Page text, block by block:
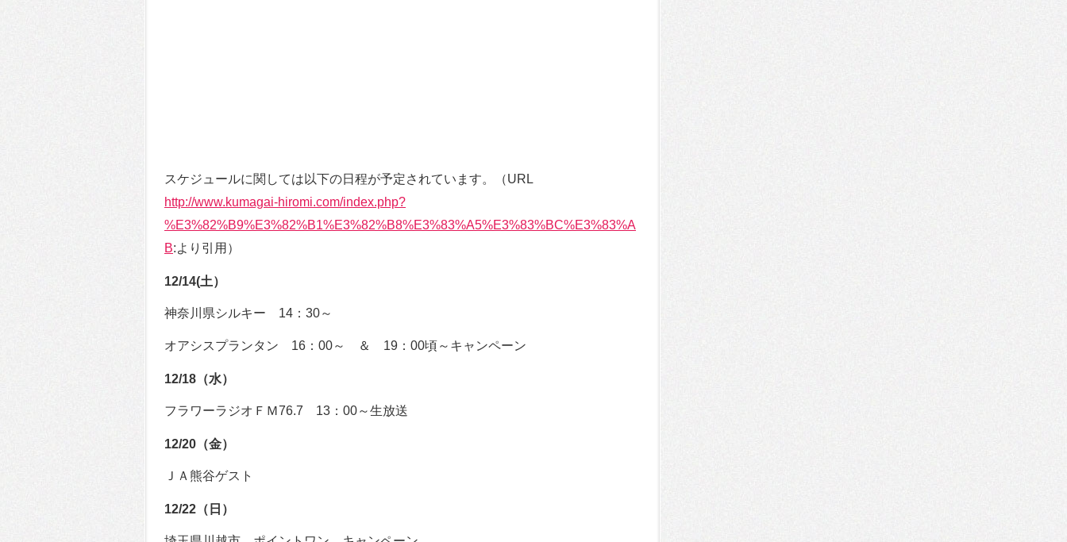
スケジュールに関しては以下の日程が予定されています。（URL
http://www.kumagai-hiromi.com/index.php?
%E3%82%B9%E3%82%B1%E3%82%B8%E3%83%A5%E3%83%BC%E3%83%A
B:より引用）
12/14(土）
神奈川県シルキー 14：30～
オアシスプランタン 16：00～ ＆ 19：00頃～キャンペーン
12/18（水）
フラワーラジオＦＭ76.7 13：00～生放送
12/20（金）
ＪＡ熊谷ゲスト
12/22（日）